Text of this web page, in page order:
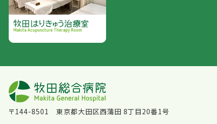
〒144-8501 東京都大田区西蒲田 8丁目20番1号